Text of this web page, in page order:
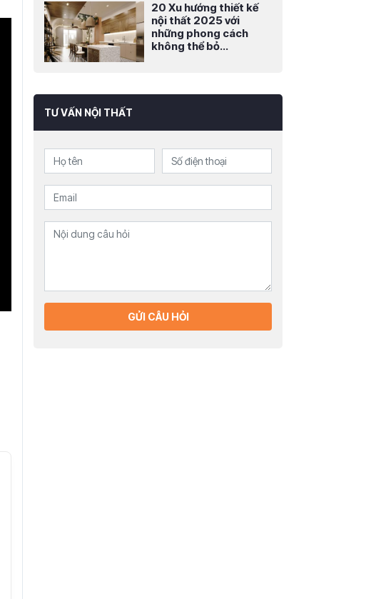
20 Xu hướng thiết kế
nội thất 2025 với
những phong cách
không thể bỏ...
TƯ VẤN NỘI THẤT
GỬI CÂU HỎI